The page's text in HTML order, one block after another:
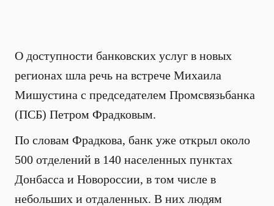
О доступности банковских услуг в новых
регионах шла речь на встрече Михаила
Мишустина с председателем Промсвязьбанка
(ПСБ) Петром Фрадковым.
По словам Фрадкова, банк уже открыл около
500 отделений в 140 населенных пунктах
Донбасса и Новороссии, в том числе в
небольших и отдаленных. В них людям